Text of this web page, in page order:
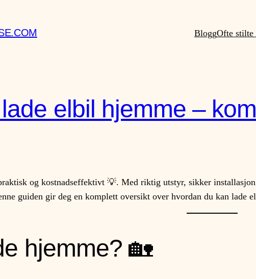
BloggOfte stilte
elbil hjemme –
og kostnadseffektivt 💡. Med riktig utstyr, sikker
guiden gir deg en komplett oversikt over hvordan du kan
hjemme? 🏡